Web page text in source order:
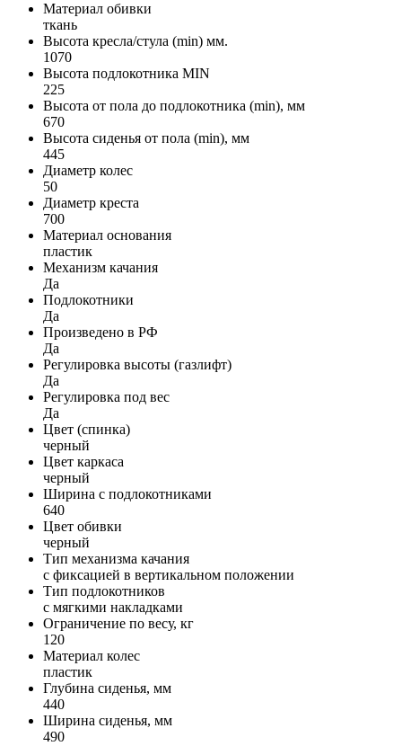
Материал обивки
ткань
Высота кресла/стула (min) мм.
1070
Высота подлокотника MIN
225
Высота от пола до подлокотника (min), мм
670
Высота сиденья от пола (min), мм
445
Диаметр колес
50
Диаметр креста
700
Материал основания
пластик
Механизм качания
Да
Подлокотники
Да
Произведено в РФ
Да
Регулировка высоты (газлифт)
Да
Регулировка под вес
Да
Цвет (спинка)
черный
Цвет каркаса
черный
Ширина с подлокотниками
640
Цвет обивки
черный
Тип механизма качания
с фиксацией в вертикальном положении
Тип подлокотников
с мягкими накладками
Ограничение по весу, кг
120
Материал колес
пластик
Глубина сиденья, мм
440
Ширина сиденья, мм
490